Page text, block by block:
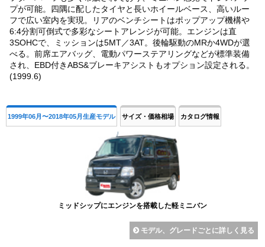
プが可能。四隅に配したタイヤと長いホイールベース、高いルー
フで広い室内を実現。リアのベンチシートはポップアップ機構や
6:4分割可倒式で多彩なシートアレンジが可能。エンジンは直
3SOHCで、ミッションは5MT／3AT。後輪駆動のMRか4WDが選
べる。前席エアバッグ、電動パワーステアリングなどが標準装備
され、EBD付きABS&ブレーキアシストもオプション設定される。
(1999.6)
1999年06月〜2018年05月生産モデル サイズ・価格相場 カタログ情報
ミッドシップにエンジンを搭載した軽ミニバン
モデル、グレードごとに詳しく見る